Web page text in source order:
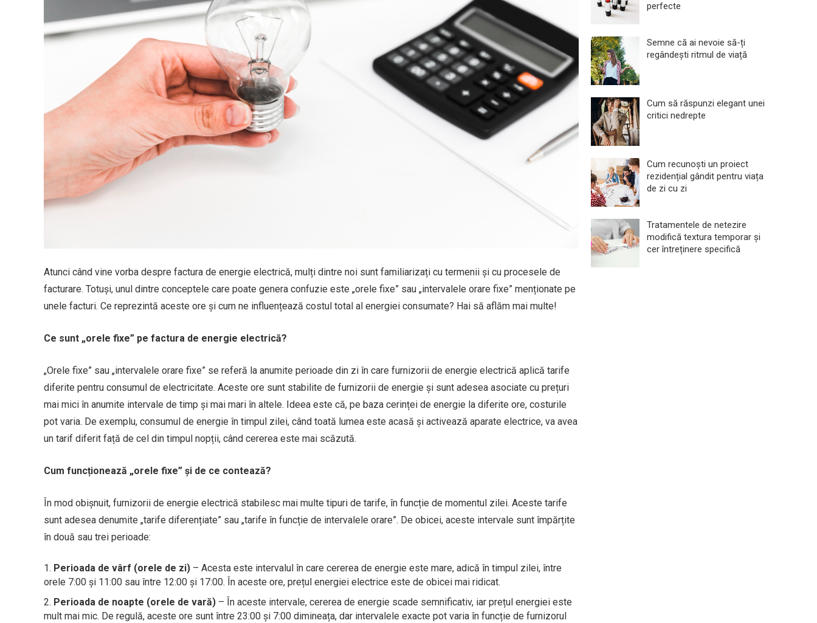
Atunci când vine vorba despre factura de energie electrică, mulți dintre noi sunt familiarizați cu termenii și cu procesele de
facturare. Totuși, unul dintre conceptele care poate genera confuzie este „orele fixe” sau „intervalele orare fixe” menționate pe
unele facturi. Ce reprezintă aceste ore și cum ne influențează costul total al energiei consumate? Hai să aflăm mai multe!
Ce sunt „orele fixe” pe factura de energie electrică?
„Orele fixe” sau „intervalele orare fixe” se referă la anumite perioade din zi în care furnizorii de energie electrică aplică tarife
diferite pentru consumul de electricitate. Aceste ore sunt stabilite de furnizorii de energie și sunt adesea asociate cu prețuri
mai mici în anumite intervale de timp și mai mari în altele. Ideea este că, pe baza cerinței de energie la diferite ore, costurile
pot varia. De exemplu, consumul de energie în timpul zilei, când toată lumea este acasă și activează aparate electrice, va avea
un tarif diferit față de cel din timpul nopții, când cererea este mai scăzută.
Cum funcționează „orele fixe” și de ce contează?
În mod obișnuit, furnizorii de energie electrică stabilesc mai multe tipuri de tarife, în funcție de momentul zilei. Aceste tarife
sunt adesea denumite „tarife diferențiate” sau „tarife în funcție de intervalele orare”. De obicei, aceste intervale sunt împărțite
în două sau trei perioade:
Perioada de vârf (orele de zi) – Acesta este intervalul în care cererea de energie este mare, adică în timpul zilei, între
orele 7:00 și 11:00 sau între 12:00 și 17:00. În aceste ore, prețul energiei electrice este de obicei mai ridicat.
Perioada de noapte (orele de vară) – În aceste intervale, cererea de energie scade semnificativ, iar prețul energiei este
mult mai mic. De regulă, aceste ore sunt între 23:00 și 7:00 dimineața, dar intervalele exacte pot varia în funcție de furnizorul
perfecte
Semne că ai nevoie să-ți
regândești ritmul de viață
Cum să răspunzi elegant unei
critici nedrepte
Cum recunoști un proiect
rezidențial gândit pentru viața
de zi cu zi
Tratamentele de netezire
modifică textura temporar și
cer întreținere specifică